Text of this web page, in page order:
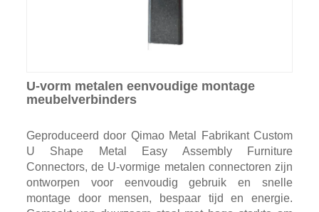
U-vorm metalen eenvoudige montage
meubelverbinders
Geproduceerd door Qimao Metal Fabrikant Custom
U Shape Metal Easy Assembly Furniture
Connectors, de U-vormige metalen connectoren zijn
ontworpen voor eenvoudig gebruik en snelle
montage door mensen, bespaar tijd en energie.